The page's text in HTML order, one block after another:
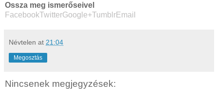
Ossza meg ismerőseivel
FacebookTwitterGoogle+TumblrEmail
Névtelen at 21:04
Megosztás
Nincsenek megjegyzések: